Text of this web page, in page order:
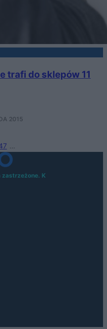
trafi do sklepów 11
2015
…
K